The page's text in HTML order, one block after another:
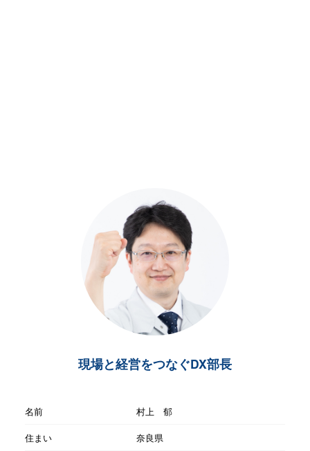
現場と経営をつなぐDX部長
名前
村上 郁
住まい
奈良県